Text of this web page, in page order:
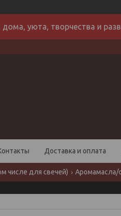
уюта, творчества и
Доставка и оплата
числе для свечей) Аромамасла/